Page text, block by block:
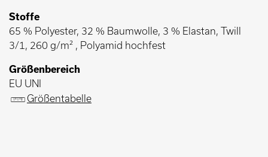
Stoffe
65 % Polyester, 32 % Baumwolle, 3 % Elastan, Twill
3/1, 260 g/m² , Polyamid hochfest
Größenbereich
EU UNI
Größentabelle